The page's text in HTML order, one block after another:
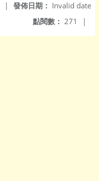
發佈日期： Invalid date
|
點閱數： 271 |